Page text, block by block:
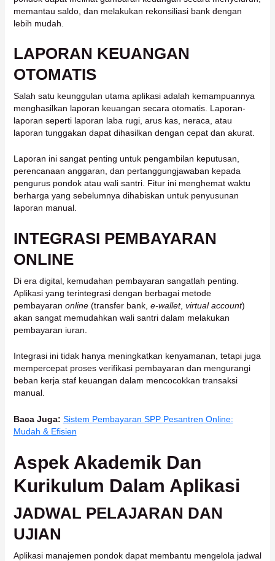
memantau saldo, dan melakukan rekonsiliasi bank dengan
lebih mudah.
LAPORAN KEUANGAN
OTOMATIS
Salah satu keunggulan utama aplikasi adalah kemampuannya
menghasilkan laporan keuangan secara otomatis. Laporan-
laporan seperti laporan laba rugi, arus kas, neraca, atau
laporan tunggakan dapat dihasilkan dengan cepat dan akurat.
Laporan ini sangat penting untuk pengambilan keputusan,
perencanaan anggaran, dan pertanggungjawaban kepada
pengurus pondok atau wali santri. Fitur ini menghemat waktu
berharga yang sebelumnya dihabiskan untuk penyusunan
laporan manual.
INTEGRASI PEMBAYARAN
ONLINE
Di era digital, kemudahan pembayaran sangatlah penting.
Aplikasi yang terintegrasi dengan berbagai metode
pembayaran online(transfer bank, e-wallet, virtual account)
akan sangat memudahkan wali santri dalam melakukan
pembayaran iuran.
Integrasi ini tidak hanya meningkatkan kenyamanan, tetapi juga
mempercepat proses verifikasi pembayaran dan mengurangi
beban kerja staf keuangan dalam mencocokkan transaksi
manual.
Baca Juga: Sistem Pembayaran SPP Pesantren Online:
Mudah & Efisien
Aspek Akademik Dan
Kurikulum Dalam Aplikasi
JADWAL PELAJARAN DAN
UJIAN
Aplikasi manajemen pondok dapat membantu mengelola jadwal